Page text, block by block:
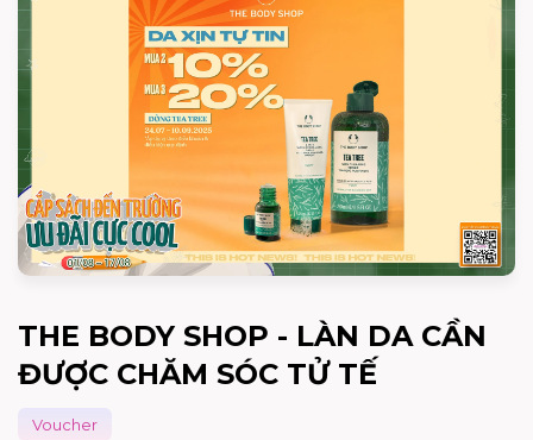
THE BODY SHOP - LÀN DA CẦN
ĐƯỢC CHĂM SÓC TỬ TẾ
Voucher